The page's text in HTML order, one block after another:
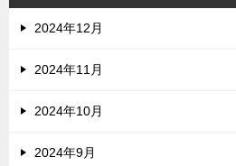
2024年12月
2024年11月
2024年10月
2024年9月